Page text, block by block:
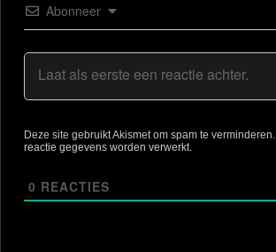
Abonneer
Deze site gebruikt Akismet om spam te verminderen.
reactie gegevens worden verwerkt.
0 REACTIES